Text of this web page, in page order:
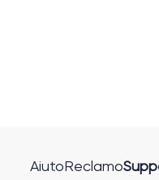
Aiuto Reclamo